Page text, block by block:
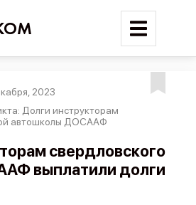
Войти
Поиск
Новости
2023
Долги инструкторам
автошколы ДОСААФ
свердловского
выплатили долги